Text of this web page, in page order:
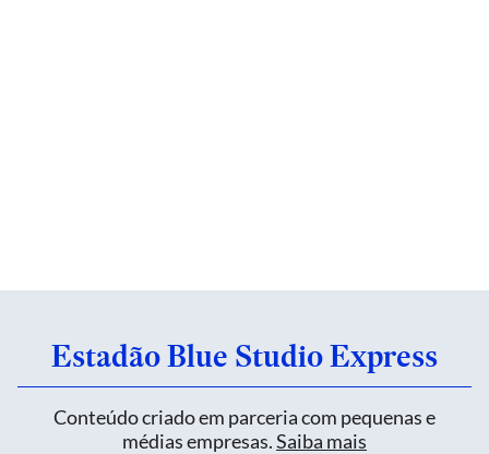
Estadão Blue Studio Express
Conteúdo criado em parceria com pequenas e
médias empresas.Saiba mais